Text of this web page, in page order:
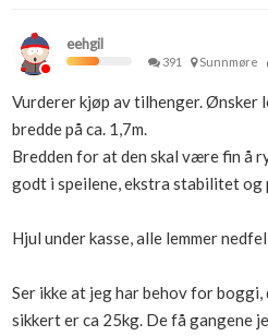
Se din bolig? Klikk her
Boligmappa+
Få mer ut av Boligmappa
eehgil
391 Sunnmøre
Vurderer kjøp av tilhenger. Ønsker
bredde på ca. 1,7m.
Bredden for at den skal være fin å
godt i speilene, ekstra stabilitet og
Hjul under kasse, alle lemmer
Ser ikke at jeg har behov for
sikkert er ca 25kg. De få gangene